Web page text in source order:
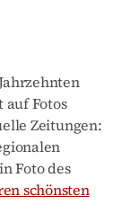
Fotos
Zeitungen:
Foto des
schönsten